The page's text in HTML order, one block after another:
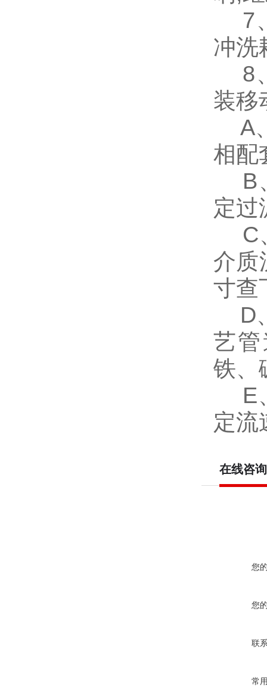
7
冲
8
装移
A
相配
B
定
C
介质
寸查
D
艺
铁、
E
定流
在线咨询
您
您
联
常